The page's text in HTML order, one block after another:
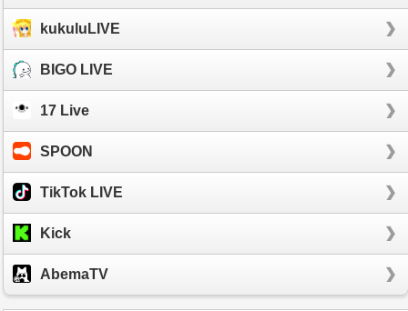
kukuluLIVE
BIGO LIVE
17 Live
SPOON
TikTok LIVE
Kick
AbemaTV